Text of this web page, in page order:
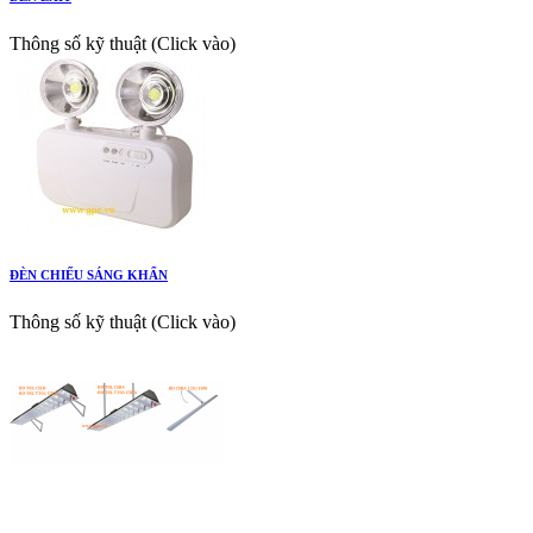
Thông số kỹ thuật (Click vào)
ĐÈN CHIẾU SÁNG KHẨN
Thông số kỹ thuật (Click vào)